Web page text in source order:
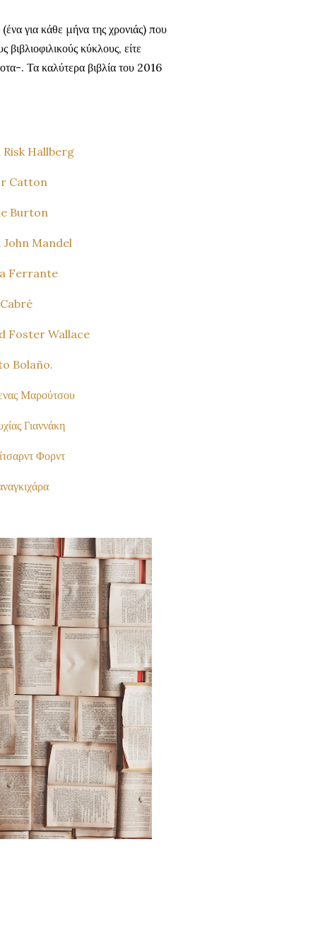
για κάθε μήνα της χρονιάς) που
κύκλους, είτε
. Τα καλύτερα βιβλία του 2016
Risk Hallberg
Catton
Burton
John Mandel
Ferrante
Foster Wallace
Bolaño.
Μαρούτσου
Γιαννάκη
Φορντ